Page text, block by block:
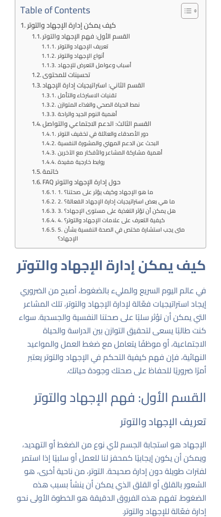
Table of Contents
كيف يمكن إدارة الإجهاد والتوتر
القسم الأول: فهم الإجهاد والتوتر
تعريف الإجهاد والتوتر
أنواع الإجهاد والتوتر
أسباب وعوامل التعرض للإجهاد
تحسينات للمحتوى
القسم الثاني: استراتيجيات إدارة الإجهاد
تقنيات الاسترخاء والتأمل
نمط الحياة الصحي والغذاء المتوازن
أهمية النوم الجيد والراحة
القسم الثالث: الدعم الاجتماعي والتواصل
دور الأصدقاء والعائلة في تخفيف التوتر
البحث عن الدعم المهني والمشورة النفسية
أهمية مشاركة المشاعر والأفكار مع الآخرين
روابط خارجية مفيدة
خاتمة
FAQ حول إدارة الإجهاد والتوتر
1. ما هو الإجهاد وكيف يؤثر على صحتنا؟
2. ما هي بعض استراتيجيات إدارة الإجهاد الفعالة؟
3. هل يمكن أن تؤثر التغذية على مستوى الإجهاد؟
4. كيفية التعرف على علامات الإجهاد والتوتر؟
5. متى يجب استشارة مختص في الصحة النفسية بشأن
الإجهاد؟
كيف يمكن إدارة الإجهاد والتوتر
في عالم اليوم السريع والمليء بالضغوط، أصبح من الضروري
إيجاد استراتيجيات فعّالة لإدارة الإجهاد والتوتر، تلك المشاعر
التي يمكن أن تؤثر سلبًا على صحتنا النفسية والجسدية. سواء
كنت طالبًا يسعى لتحقيق التوازن بين الدراسة والحياة
الاجتماعية، أو موظفًا يتعامل مع ضغط العمل والمواعيد
النهائية، فإن فهم كيفية التحكم في الإجهاد والتوتر يعتبر
أمرًا ضروريًا للحفاظ على صحتك وجودة حياتك.
القسم الأول: فهم الإجهاد والتوتر
تعريف الإجهاد والتوتر
الإجهاد هو استجابة الجسم لأي نوع من الضغط أو التهديد،
ويمكن أن يكون إيجابيًا كمحفز لنا للعمل أو سلبيًا إذا استمر
لفترات طويلة دون إدارة صحيحة. التوتر، من ناحية أخرى، هو
الشعور بالقلق أو القلق الذي يمكن أن ينشأ بسبب هذه
الضغوط. تفهم هذه الفروق الدقيقة هو الخطوة الأولى نحو
إدارة فعّالة للإجهاد والتوتر.